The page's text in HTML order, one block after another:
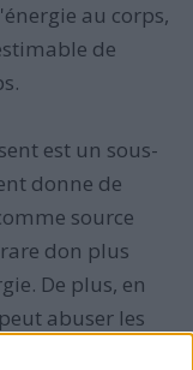
au corps,
de
est un sous-
donne de
source
don plus
De plus, en
abuser les